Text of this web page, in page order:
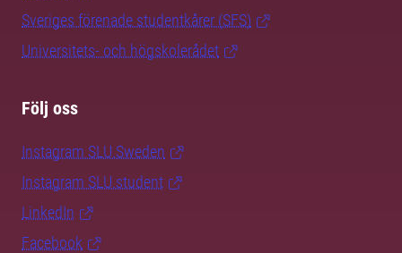
Sveriges förenade studentkårer (SFS)
Universitets- och högskolerådet
Följ oss
Instagram SLU.Sweden
Instagram SLU.student
LinkedIn
Facebook